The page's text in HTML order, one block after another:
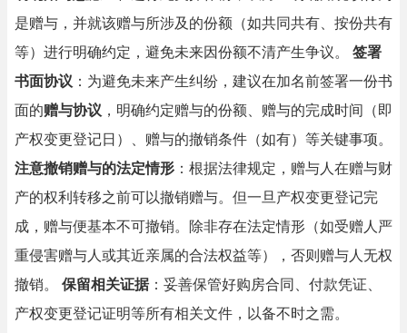
是赠与，并就该赠与所涉及的份额（如共同共有、按份共有
等）进行明确约定，避免未来因份额不清产生争议。 签署
书面协议 ：为避免未来产生纠纷，建议在加名前签署一份书
面的赠与协议 ，明确约定赠与的份额、赠与的完成时间（即
产权变更登记日）、赠与的撤销条件（如有）等关键事项。
注意撤销赠与的法定情形 ：根据法律规定，赠与人在赠与财
产的权利转移之前可以撤销赠与。但一旦产权变更登记完
成，赠与便基本不可撤销。除非存在法定情形（如受赠人严
重侵害赠与人或其近亲属的合法权益等），否则赠与人无权
撤销。 保留相关证据：妥善保管好购房合同、付款凭证、
产权变更登记证明等所有相关文件，以备不时之需。